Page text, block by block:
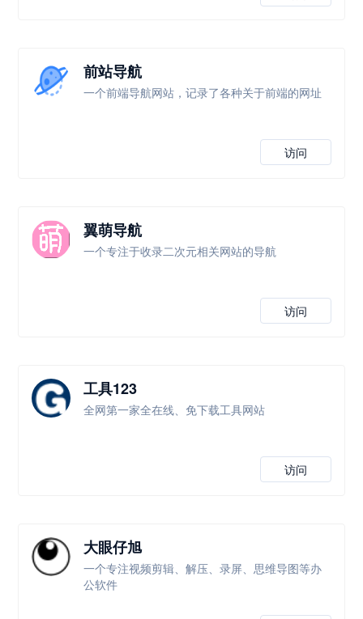
前站导航
一个前端导航网站，记录了各种关于前端的网址
访问
翼萌导航
一个专注于收录二次元相关网站的导航
访问
工具123
全网第一家全在线、免下载工具网站
访问
大眼仔旭
一个专注视频剪辑、解压、录屏、思维导图等办
公软件